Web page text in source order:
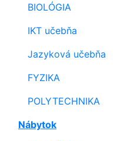
BIOLÓGIA
IKT učebňa
Jazyková učebňa
FYZIKA
POLYTECHNIKA
Nábytok